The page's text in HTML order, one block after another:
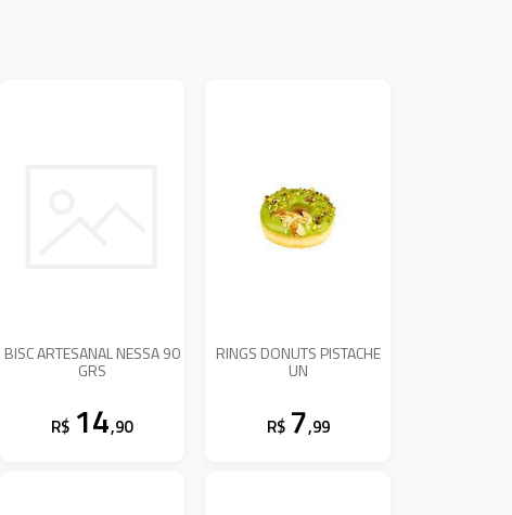
BISC ARTESANAL NESSA 90
GRS
R$ 14,90
RINGS DONUTS PISTACHE
UN
R$ 7,99